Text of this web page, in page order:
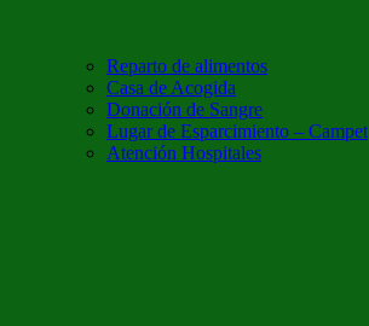
Reparto de alimentos
Casa de Acogida
Donación de Sangre
Lugar de Esparcimiento – Campet
Atención Hospitales